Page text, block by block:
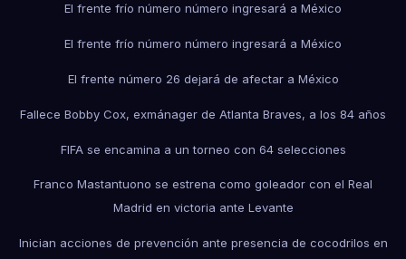
El frente frío número número ingresará a México
El frente frío número número ingresará a México
El frente número 26 dejará de afectar a México
Fallece Bobby Cox, exmánager de Atlanta Braves, a los 84 años
FIFA se encamina a un torneo con 64 selecciones
Franco Mastantuono se estrena como goleador con el Real
Madrid en victoria ante Levante
Inician acciones de prevención ante presencia de cocodrilos en